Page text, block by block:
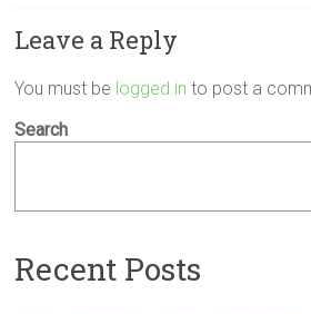
Leave a Reply
You must be logged in to post a
Search
Recent Posts